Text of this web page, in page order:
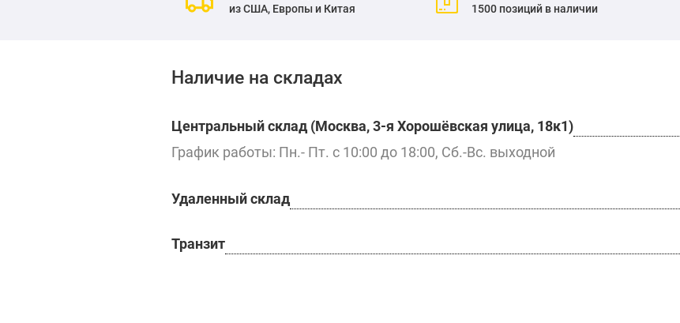
из США, Европы и Китая
1500 позиций в наличии
Наличие на складах
Центральный склад (Москва, 3-я Хорошёвская улица, 18к1)
График работы: Пн.- Пт. с 10:00 до 18:00, Сб.-Вс. выходной
Удаленный склад
Транзит